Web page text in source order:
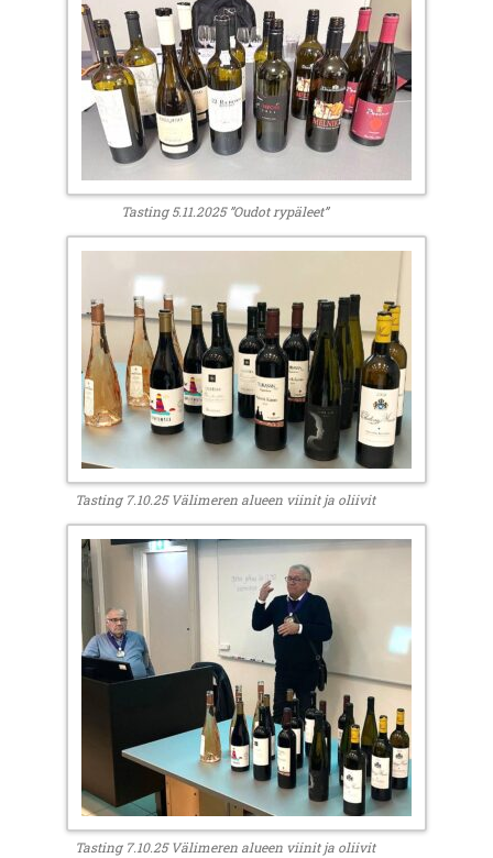
Tasting 5.11.2025 ”Oudot rypäleet”
Tasting 7.10.25 Välimeren alueen viinit ja oliivit
Tasting 7.10.25 Välimeren alueen viinit ja oliivit